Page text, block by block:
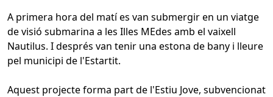
A primera hora del matí es van submergir en un viatge
de visió submarina a les Illes MEdes amb el vaixell
Nautilus. I després van tenir una estona de bany i lleure
pel municipi de l'Estartit.
Aquest projecte forma part de l'Estiu Jove, subvencionat